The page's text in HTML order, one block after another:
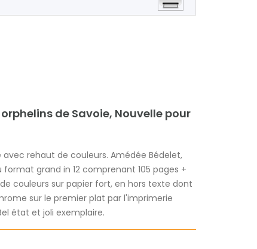
de Savoie, Nouvelle pour
rehaut de couleurs. Amédée Bédelet,
format grand in 12 comprenant 105 pages +
couleurs sur papier fort, en hors texte dont
sur le premier plat par l'imprimerie
état et joli exemplaire.